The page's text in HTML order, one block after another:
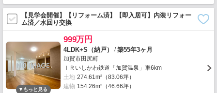
【見学会開催】【リフォーム済】【即入居可】内装リフォー
ム済／水回り交換
999万円
4LDK+S（納戸） /築55年3ヶ月
加賀市田尻町
ＩＲいしかわ鉄道「加賀温泉」車6km
土地 274.61m²（83.06坪）
建物 154.26m²（46.66坪）